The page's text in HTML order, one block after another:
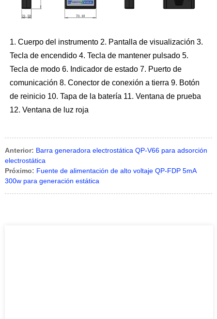
1. Cuerpo del instrumento 2. Pantalla de visualización 3.
Tecla de encendido 4. Tecla de mantener pulsado 5.
Tecla de modo 6. Indicador de estado 7. Puerto de
comunicación 8. Conector de conexión a tierra 9. Botón
de reinicio 10. Tapa de la batería 11. Ventana de prueba
12. Ventana de luz roja
Anterior: Barra generadora electrostática QP-V66 para adsorción
electrostática
Próximo: Fuente de alimentación de alto voltaje QP-FDP 5mA
300w para generación estática